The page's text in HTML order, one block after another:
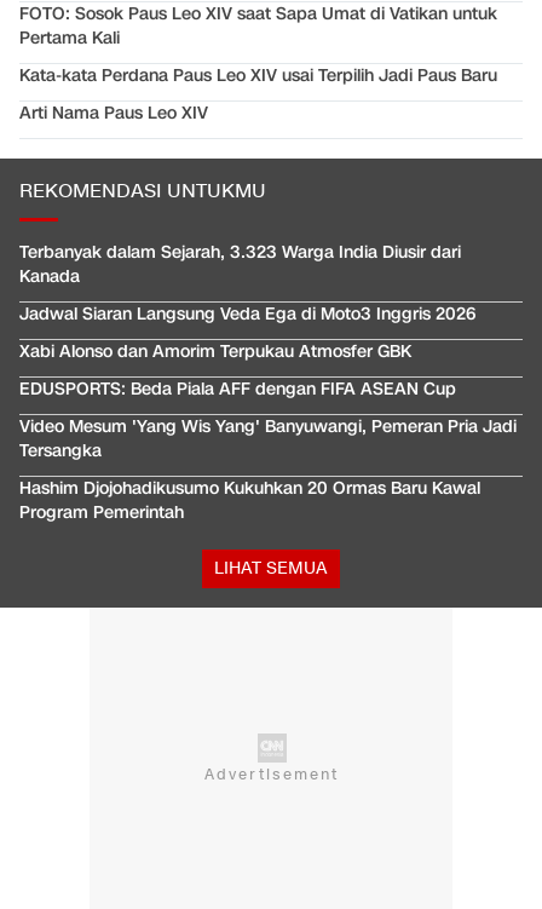
FOTO: Sosok Paus Leo XIV saat Sapa Umat di Vatikan untuk
Pertama Kali
Kata-kata Perdana Paus Leo XIV usai Terpilih Jadi Paus Baru
Arti Nama Paus Leo XIV
REKOMENDASI UNTUKMU
Terbanyak dalam Sejarah, 3.323 Warga India Diusir dari
Kanada
Jadwal Siaran Langsung Veda Ega di Moto3 Inggris 2026
Xabi Alonso dan Amorim Terpukau Atmosfer GBK
EDUSPORTS: Beda Piala AFF dengan FIFA ASEAN Cup
Video Mesum 'Yang Wis Yang' Banyuwangi, Pemeran Pria Jadi
Tersangka
Hashim Djojohadikusumo Kukuhkan 20 Ormas Baru Kawal
Program Pemerintah
LIHAT SEMUA